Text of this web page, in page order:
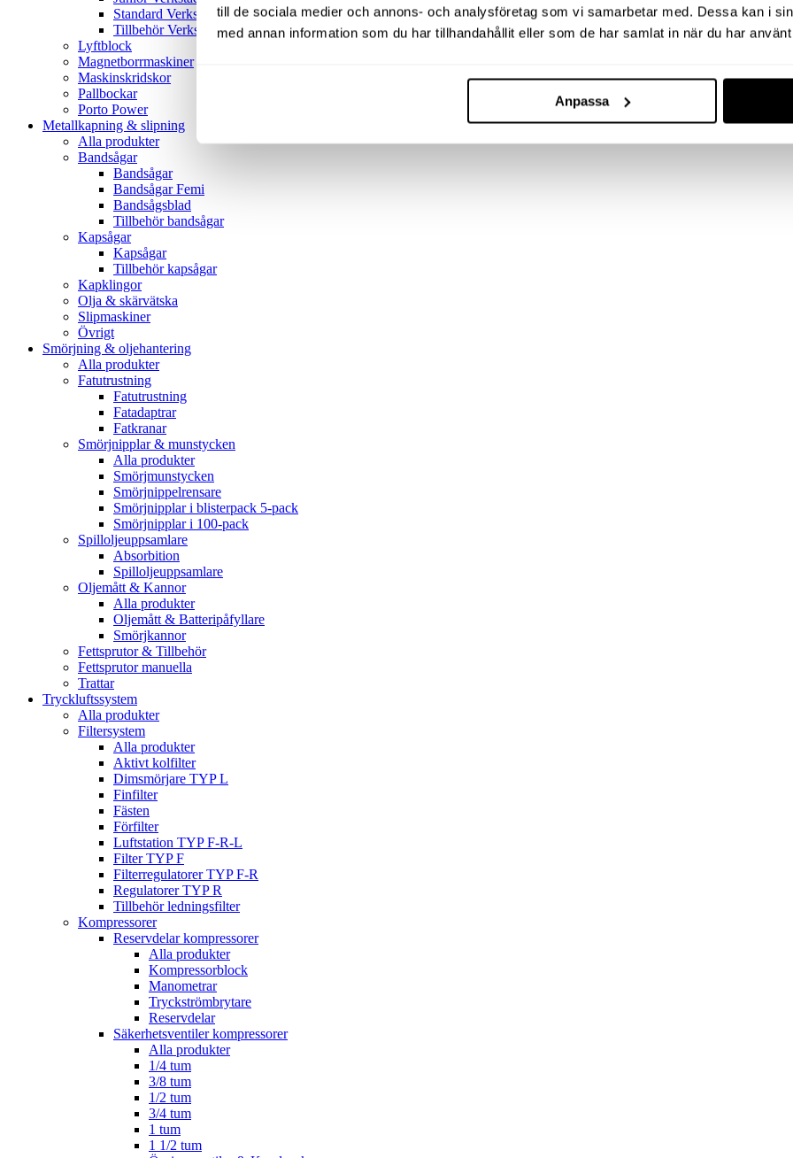
till de sociala medier och annons- och analysföretag som vi samarbetar med. Dessa kan i
med annan information som du har tillhandahållit eller som de har samlat in när du har
Anpassa
Standard Verkstadspress
Tillbehör Verkstadspressar
Lyftblock
Magnetborrmaskiner
Maskinskridskor
Pallbockar
Porto Power
Metallkapning & slipning
Alla produkter
Bandsågar
Bandsågar
Bandsågar Femi
Bandsågsblad
Tillbehör bandsågar
Kapsågar
Kapsågar
Tillbehör kapsågar
Kapklingor
Olja & skärvätska
Slipmaskiner
Övrigt
Smörjning & oljehantering
Alla produkter
Fatutrustning
Fatutrustning
Fatadaptrar
Fatkranar
Smörjnipplar & munstycken
Alla produkter
Smörjmunstycken
Smörjnippelrensare
Smörjnipplar i blisterpack 5-pack
Smörjnipplar i 100-pack
Spilloljeuppsamlare
Absorbition
Spilloljeuppsamlare
Oljemått & Kannor
Alla produkter
Oljemått & Batteripåfyllare
Smörjkannor
Fettsprutor & Tillbehör
Fettsprutor manuella
Trattar
Tryckluftssystem
Alla produkter
Filtersystem
Alla produkter
Aktivt kolfilter
Dimsmörjare TYP L
Finfilter
Fästen
Förfilter
Luftstation TYP F-R-L
Filter TYP F
Filterregulatorer TYP F-R
Regulatorer TYP R
Tillbehör ledningsfilter
Kompressorer
Reservdelar kompressorer
Alla produkter
Kompressorblock
Manometrar
Tryckströmbrytare
Reservdelar
Säkerhetsventiler kompressorer
Alla produkter
1/4 tum
3/8 tum
1/2 tum
3/4 tum
1 tum
1 1/2 tum